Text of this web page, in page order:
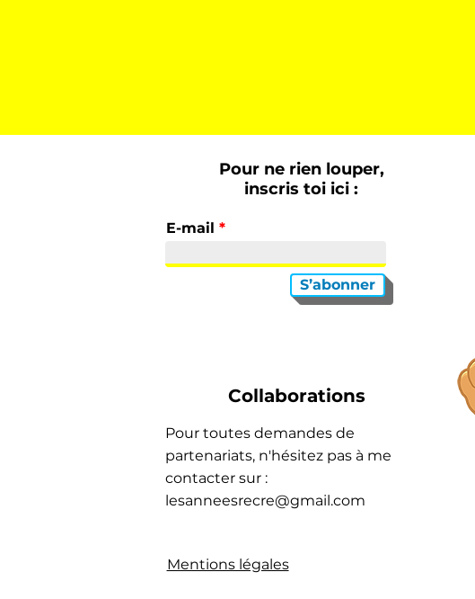
Pour ne rien louper,
inscris toi ici :
E-mail
S’abonner
Collaborations
Pour toutes demandes de
partenariats, n'hésitez pas à me
contacter sur :
lesanneesrecre@gmail.com
Mentions légales